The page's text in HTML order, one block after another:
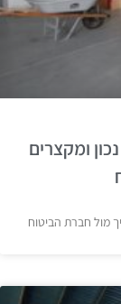
ומקצרים
מול חברת הביטוח